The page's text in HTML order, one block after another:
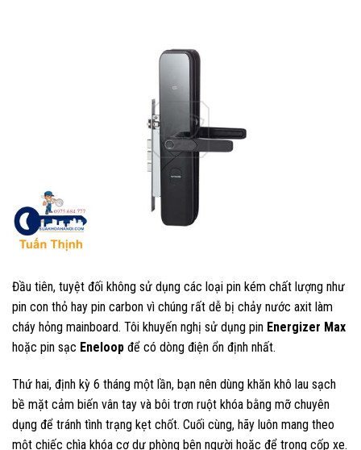
Đầu tiên, tuyệt đối không sử dụng các loại pin kém chất lượng như
pin con thỏ hay pin carbon vì chúng rất dễ bị chảy nước axit làm
cháy hỏng mainboard. Tôi khuyến nghị sử dụng pin Energizer Max
hoặc pin sạc Eneloop để có dòng điện ổn định nhất.
Thứ hai, định kỳ 6 tháng một lần, bạn nên dùng khăn khô lau sạch
bề mặt cảm biến vân tay và bôi trơn ruột khóa bằng mỡ chuyên
dụng để tránh tình trạng kẹt chốt. Cuối cùng, hãy luôn mang theo
một chiếc chìa khóa cơ dự phòng bên người hoặc để trong cốp xe.